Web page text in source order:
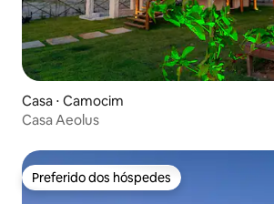
Casa ⋅ Camocim
Casa Aeolus
Preferido dos hóspedes
Preferido dos hóspedes